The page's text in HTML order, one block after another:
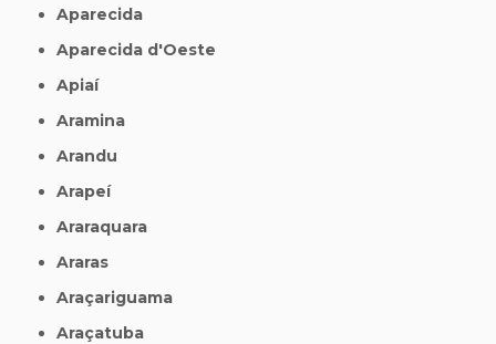
Aparecida
Aparecida d'Oeste
Apiaí
Aramina
Arandu
Arapeí
Araraquara
Araras
Araçariguama
Araçatuba